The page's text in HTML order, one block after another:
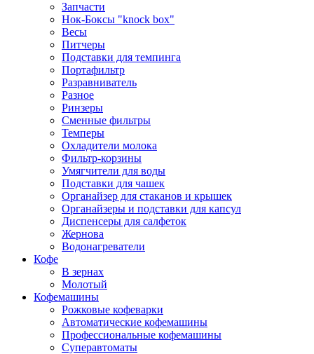
Запчасти
Нок-Боксы "knock box"
Весы
Питчеры
Подставки для темпинга
Портафильтр
Разравниватель
Разное
Ринзеры
Сменные фильтры
Темперы
Охладители молока
Фильтр-корзины
Умягчители для воды
Подставки для чашек
Органайзер для стаканов и крышек
Органайзеры и подставки для капсул
Диспенсеры для салфеток
Жернова
Водонагреватели
Кофе
В зернах
Молотый
Кофемашины
Рожковые кофеварки
Автоматические кофемашины
Профессиональные кофемашины
Суперавтоматы